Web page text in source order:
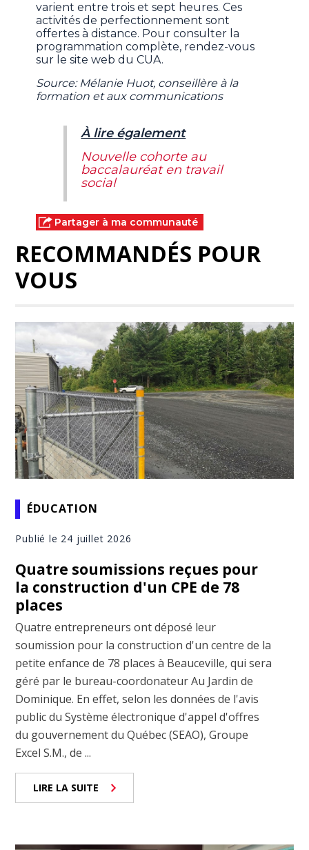
varient entre trois et sept heures. Ces
activités de perfectionnement sont
offertes à distance. Pour consulter la
programmation complète, rendez-vous
sur le site web du CUA.
Source: Mélanie Huot, conseillère à la
formation et aux communications
À lire également
Nouvelle cohorte au
baccalauréat en travail
social
Partager à ma communauté
RECOMMANDÉS POUR
VOUS
ÉDUCATION
Publié le 24 juillet 2026
Quatre soumissions reçues pour
la construction d'un CPE de 78
places
Quatre entrepreneurs ont déposé leur
soumission pour la construction d'un centre de la
petite enfance de 78 places à Beauceville, qui sera
géré par le bureau-coordonateur Au Jardin de
Dominique. En effet, selon les données de l'avis
public du Système électronique d'appel d'offres
du gouvernement du Québec (SEAO), Groupe
Excel S.M., de ...
LIRE LA SUITE